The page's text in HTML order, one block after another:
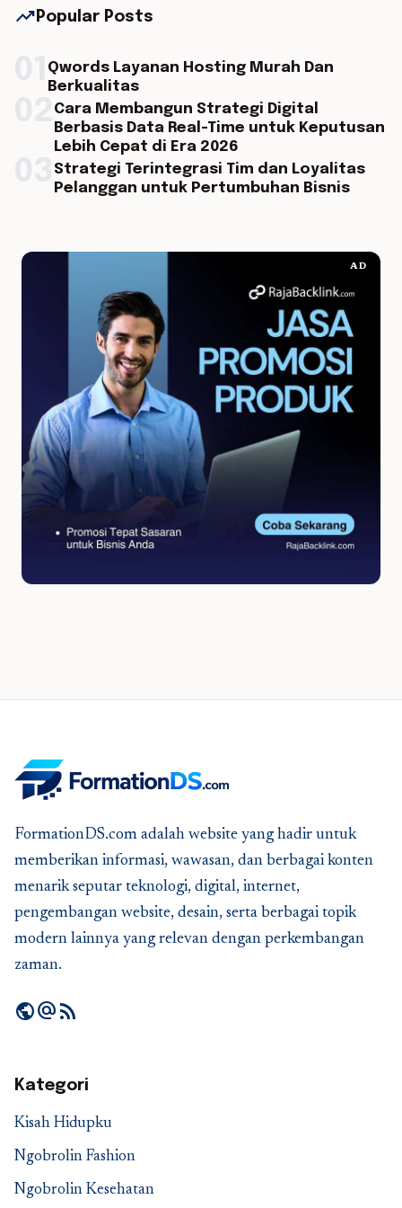
trending_up Popular Posts
Qwords Layanan Hosting Murah Dan
Berkualitas
Cara Membangun Strategi Digital
Berbasis Data Real-Time untuk Keputusan
Lebih Cepat di Era 2026
Strategi Terintegrasi Tim dan Loyalitas
Pelanggan untuk Pertumbuhan Bisnis
AD
FormationDS.com adalah website yang hadir untuk
memberikan informasi, wawasan, dan berbagai konten
menarik seputar teknologi, digital, internet,
pengembangan website, desain, serta berbagai topik
modern lainnya yang relevan dengan perkembangan
zaman.
publicalternate_emailrss_feed
Kategori
Kisah Hidupku
Ngobrolin Fashion
Ngobrolin Kesehatan